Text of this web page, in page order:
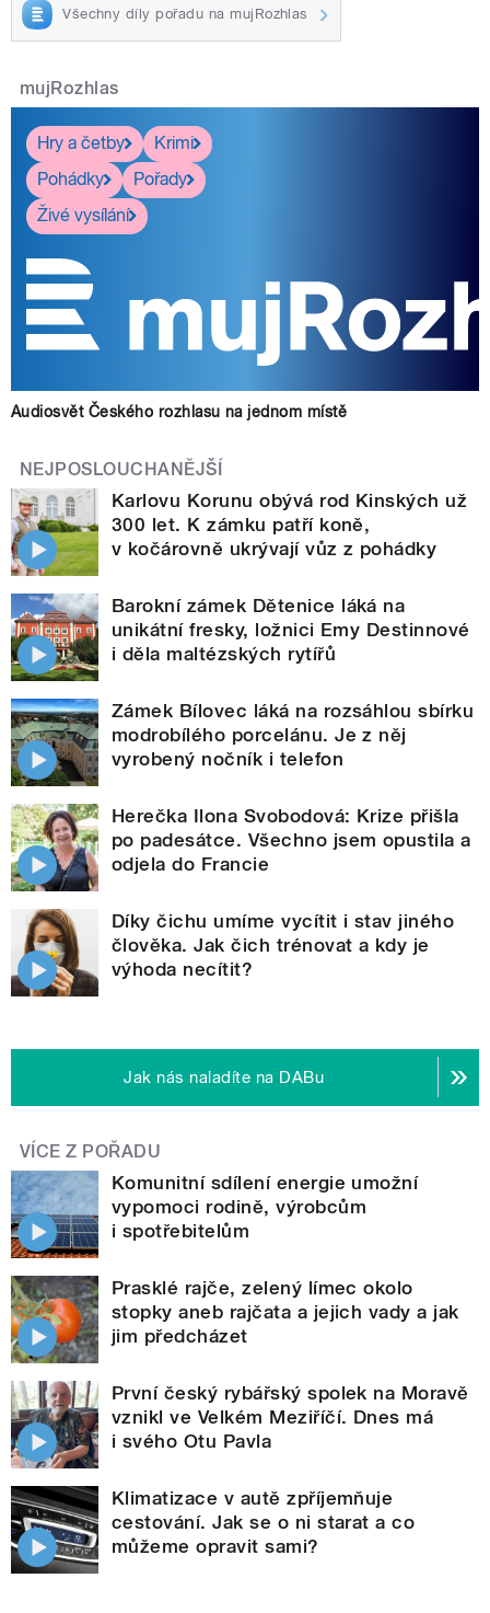
Všechny díly pořadu na mujRozhlas
mujRozhlas
Hry a četby
Krimi
Pohádky
Pořady
Živé vysílání
Audiosvět Českého rozhlasu na jednom místě
NEJPOSLOUCHANĚJŠÍ
Karlovu Korunu obývá rod Kinských už
300 let. K zámku patří koně,
v kočárovně ukrývají vůz z pohádky
Barokní zámek Dětenice láká na
unikátní fresky, ložnici Emy Destinnové
i děla maltézských rytířů
Zámek Bílovec láká na rozsáhlou sbírku
modrobílého porcelánu. Je z něj
vyrobený nočník i telefon
Herečka Ilona Svobodová: Krize přišla
po padesátce. Všechno jsem opustila a
odjela do Francie
Díky čichu umíme vycítit i stav jiného
člověka. Jak čich trénovat a kdy je
výhoda necítit?
Jak nás naladíte na DABu
VÍCE Z POŘADU
Komunitní sdílení energie umožní
vypomoci rodině, výrobcům
i spotřebitelům
Prasklé rajče, zelený límec okolo
stopky aneb rajčata a jejich vady a jak
jim předcházet
První český rybářský spolek na Moravě
vznikl ve Velkém Meziříčí. Dnes má
i svého Otu Pavla
Klimatizace v autě zpříjemňuje
cestování. Jak se o ni starat a co
můžeme opravit sami?